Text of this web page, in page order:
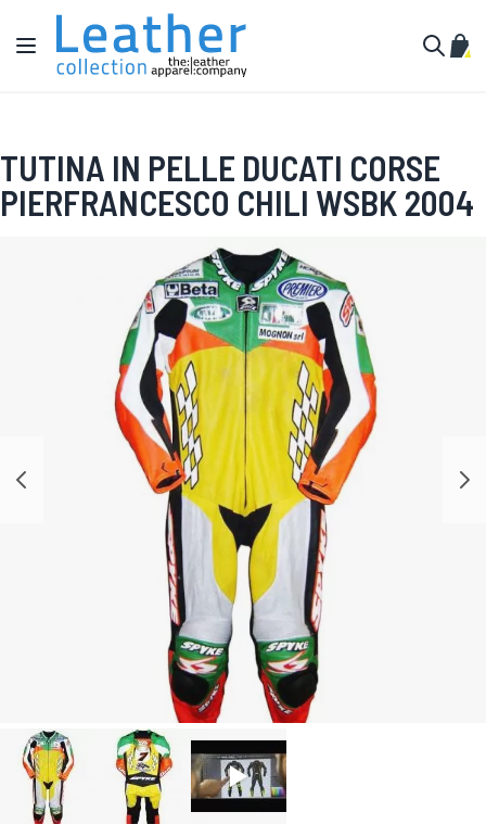
Salta al contenuto
Toggle Nav
TUTINA IN PELLE DUCATI CORSE
PIERFRANCESCO CHILI WSBK 2004